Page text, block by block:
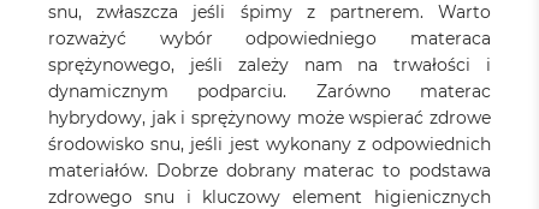
snu, zwłaszcza jeśli śpimy z partnerem. Warto
rozważyć wybór odpowiedniego materaca
sprężynowego, jeśli zależy nam na trwałości i
dynamicznym podparciu. Zarówno materac
hybrydowy, jak i sprężynowy może wspierać zdrowe
środowisko snu, jeśli jest wykonany z odpowiednich
materiałów. Dobrze dobrany materac to podstawa
zdrowego snu i kluczowy element higienicznych